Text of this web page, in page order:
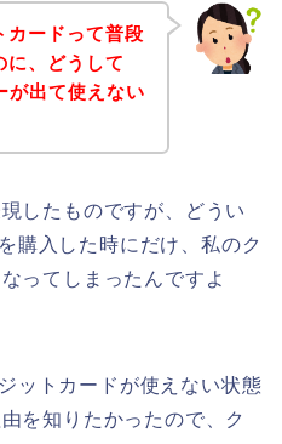
カードって普段
に、どうして
が出て使えない
したものですが、どうい
購入した時にだけ、私のク
ってしまったんですよ
ットカードが使えない状態
を知りたかったので、ク